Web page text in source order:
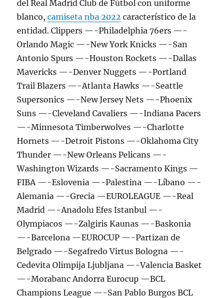
del Real Madrid Club de Fútbol con uniforme
blanco,camiseta nba 2022 característico de la
entidad. Clippers —-Philadelphia 76ers —-
Orlando Magic —-New York Knicks —-San
Antonio Spurs —-Houston Rockets —-Dallas
Mavericks —-Denver Nuggets —-Portland
Trail Blazers —-Atlanta Hawks —-Seattle
Supersonics —-New Jersey Nets —-Phoenix
Suns —-Cleveland Cavaliers —-Indiana Pacers
—-Minnesota Timberwolves —-Charlotte
Hornets —-Detroit Pistons —-Oklahoma City
Thunder —-New Orleans Pelicans —-
Washington Wizards —-Sacramento Kings —
FIBA —-Eslovenia —-Palestina —-Líbano —-
Alemania —-Grecia —EUROLEAGUE —-Real
Madrid —-Anadolu Efes Istanbul —-
Olympiacos —-Zalgiris Kaunas —-Baskonia
—-Barcelona —EUROCUP —-Partizan de
Belgrado —-Segafredo Virtus Bologna —-
Cedevita Olimpija Ljubljana —-Valencia Basket
—-Morabanc Andorra Eurocup —BCL
Champions League —-San Pablo Burgos BCL